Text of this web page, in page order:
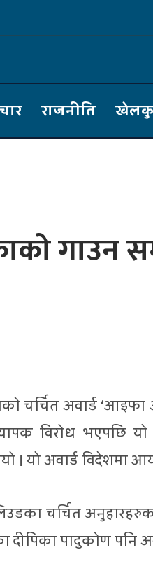
राजनीति
गाउन
चर्चित अवार्ड ‘आइफा
विरोध भएपछि
। यो अवार्ड विदेशमा
चर्चित
दीपिका पादुकोण पनि